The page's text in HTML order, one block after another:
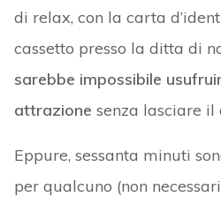
di relax, con la carta
cassetto presso la ditta di
sarebbe impossibile
attrazione senza lasciare il
Eppure, sessanta minuti
per qualcuno (non